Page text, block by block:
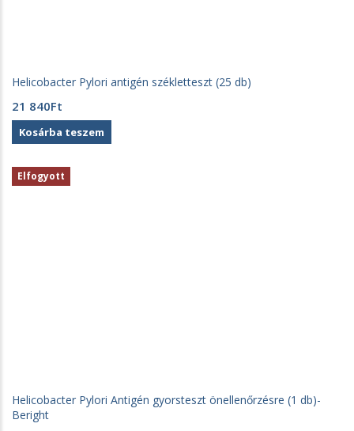
Helicobacter Pylori antigén székletteszt (25 db)
21 840Ft
Kosárba teszem
Elfogyott
Helicobacter Pylori Antigén gyorsteszt önellenőrzésre (1 db)-
Beright